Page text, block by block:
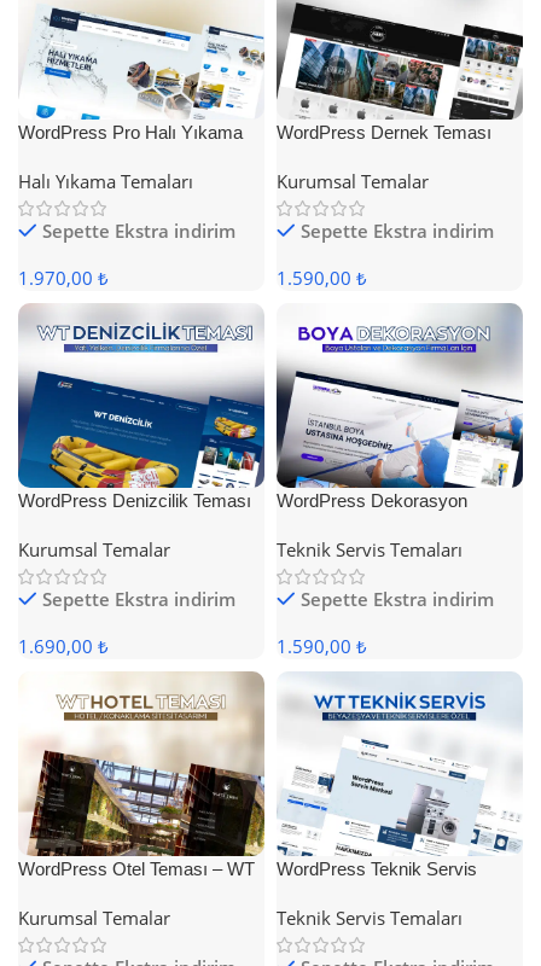
WordPress Pro Halı Yıkama
Halı Yıkama Temaları
Sepette Ekstra indirim
1.970,00 ₺
WordPress Dernek Teması
Kurumsal Temalar
Sepette Ekstra indirim
1.590,00 ₺
WordPress Denizcilik Teması
Kurumsal Temalar
Sepette Ekstra indirim
1.690,00 ₺
WordPress Dekorasyon
Teknik Servis Temaları
Sepette Ekstra indirim
1.590,00 ₺
WordPress Otel Teması – WT
Kurumsal Temalar
WordPress Teknik Servis
Teknik Servis Temaları